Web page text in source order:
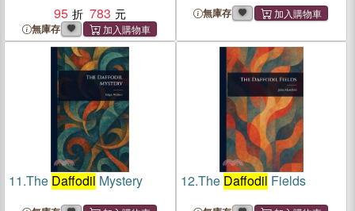
95
783
無庫存
無庫存
11.The Daffodil Mystery 12.The Daffodil Fields